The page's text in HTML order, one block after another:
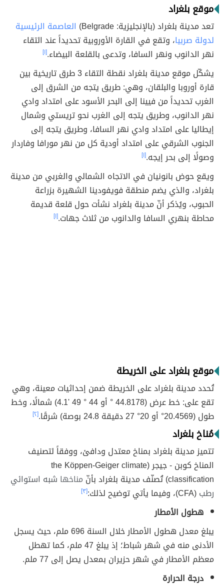
موقع بلغراد
تعد مدينة بلغراد (بالإنجليزية: Belgrade)
العاصمة الرئيسية
لدولة صربيا، وتقع في القارة الأوروبية تحديداً عند التقاء
نهر الدانوب ونهر السافا، وتدعى بالقلعة البيضاء.[١]
يشكّل موقع مدينة بلغراد نقطة التقاء 3 طرق تاريخية بين
قارة أوروبا والبلقان، وهي: طريق يتجه من الشرق إلى
الغرب تحديداً من فيينا إلى البحر الأسود على امتداد وادي
نهر الدانوب، وطريق يتجه إلى الغرب نحو تريستي وشمال
إيطاليا على امتداد وادي نهر السافا، وطريق يتجه إلى
الجنوب الشرقي على امتداد أودية كل من نهر مورافا وفاردار
وصولًا إلى بحر إيجه.[١]
ويقع حوض بانونيان في الاتجاه الشمالي والغربي من مدينة
بلغراد، والذي يضم منطقة فويفودينا الشهيرة بزراعة
الحبوب، ويُذكر أنّ مدينة بلغراد نشأت حول قلعة قديمة
محاطة بنهري السافا والدانوب من ثلاث جهات.[١]
موقع بلغراد على الخريطة
تُحدد مدينة بلغراد على الخريطة ضمن إحداثيات معينة، وهي
تقع على: خط عرض (44.8178 ° أو 44 ° 49 '4.1) شمالًا، وخط
طول (20.4569° أو 20° 27 دقيقة 24.8 بوصة) شرقًا.
[٢]
مُناخ بلغراد
تتميز مدينة بلغراد بمناخ معتدل ودافئ، ووفقاً لتصنيف
المناخ كوبن - جيجر (the Köppen-Geiger climate
classification) تُصنّف مدينة بلغراد بأنّ
مناخها شبه استوائي
رطب(CFA)، وفيما يأتي توضيح لذلك: [٣]
هطول الأمطار
يبلغ معدل هطول الأمطار خلال السنة 696 ملم، حيث يسجل
الأدنى منه في شهر شباط؛ إذ يبلغ 47 ملم، كما تهطل
معظم الأمطار في شهر حزيران بمعدل يصل إلى 77 ملم.
درجة الحرارة